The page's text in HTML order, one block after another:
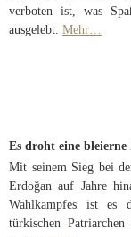
verboten ist, was
ausgelebt. Mehr…
Es droht eine bleierne
Mit seinem Sieg bei
Erdoğan auf Jahre
Wahlkampfes ist es
türkischen